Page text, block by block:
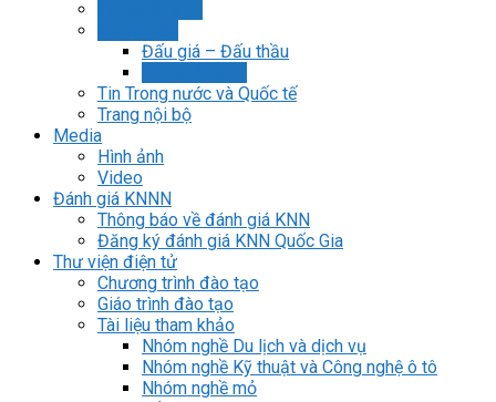
Đấu giá – Đấu thầu
Tin Trong nước và Quốc tế
Trang nội bộ
Media
Hình ảnh
Video
Đánh giá KNNN
Thông báo về đánh giá KNN
Đăng ký đánh giá KNN Quốc Gia
Thư viện điện tử
Chương trình đào tạo
Giáo trình đào tạo
Tài liệu tham khảo
Nhóm nghề Du lịch và dịch vụ
Nhóm nghề Kỹ thuật và Công nghệ ô tô
Nhóm nghề mỏ